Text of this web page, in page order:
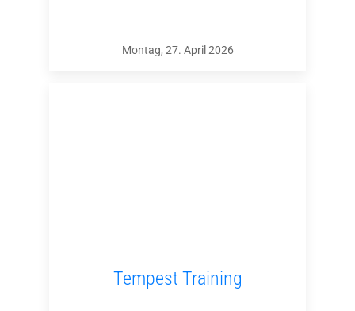
Montag, 27. April 2026
Tempest Training